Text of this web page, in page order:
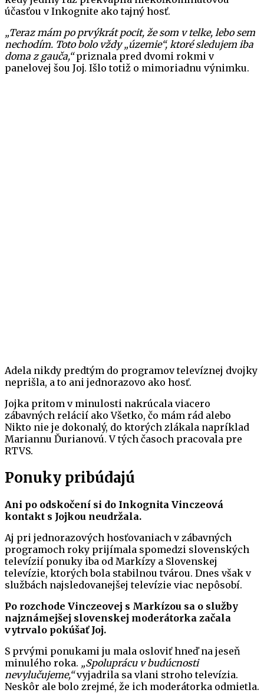
účasťou v Inkognite ako tajný hosť.
„Teraz mám po prvýkrát pocit, že som v telke, lebo sem
nechodím. Toto bolo vždy „územie“, ktoré sledujem iba
doma z gauča,“priznala pred dvomi rokmi v
panelovej šou Joj. Išlo totiž o mimoriadnu výnimku.
Adela nikdy predtým do programov televíznej dvojky
neprišla, a to ani jednorazovo ako hosť.
Jojka pritom v minulosti nakrúcala viacero
zábavných relácií ako Všetko, čo mám rád alebo
Nikto nie je dokonalý, do ktorých zlákala napríklad
Mariannu Ďurianovú. V tých časoch pracovala pre
RTVS.
Ponuky pribúdajú
Ani po odskočení si do Inkognita Vinczeová
kontakt s Jojkou neudržala.
Aj pri jednorazových hosťovaniach v zábavných
programoch roky prijímala spomedzi slovenských
televízií ponuky iba od Markízy a Slovenskej
televízie, ktorých bola stabilnou tvárou. Dnes však v
službách najsledovanejšej televízie viac nepôsobí.
Po rozchode Vinczeovej s Markízou sa o služby
najznámejšej slovenskej moderátorka začala
vytrvalo pokúšať Joj.
S prvými ponukami ju mala osloviť hneď na jeseň
minulého roka. „Spoluprácu v budúcnosti
nevylučujeme,“vyjadrila sa vlani stroho televízia.
Neskôr ale bolo zrejmé, že ich moderátorka odmietla.